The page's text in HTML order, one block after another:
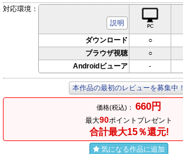
対応環境：
説明
ダウンロード ○
ブラウザ視聴
○
Androidビューア
-
本作品の最初のレビューを募集中！
価格(税込)： 660円
最大90ポイントプレゼント
合計最大15％還元!
気になる作品に追加